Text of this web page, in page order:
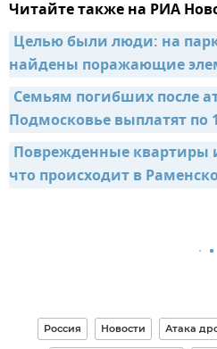
Читайте также на РИА
Целью были люди: на
найдены поражающие
Семьям погибших после
Подмосковье выплатят по
Поврежденные квартиры
что происходит в
Россия Новости Атака